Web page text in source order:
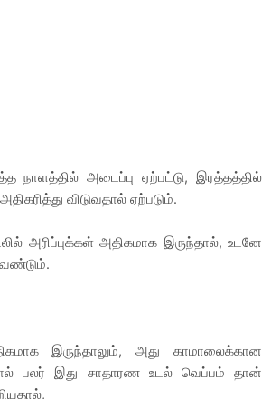
நாளத்தில் அடைப்பு ஏற்பட்டு, இரத்தத்தில்
விடுவதால் ஏற்படும்.
அரிப்புக்கள் அதிகமாக இருந்தால், உடனே
இருந்தாலும், அது காமாலைக்கான
பலர் இது சாதாரண உடல் வெப்பம் தான்